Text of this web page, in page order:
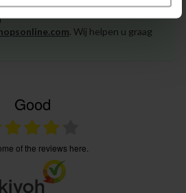
het bestellen? Neem gerust contact
. Wij helpen u graag
Good
of the reviews here.